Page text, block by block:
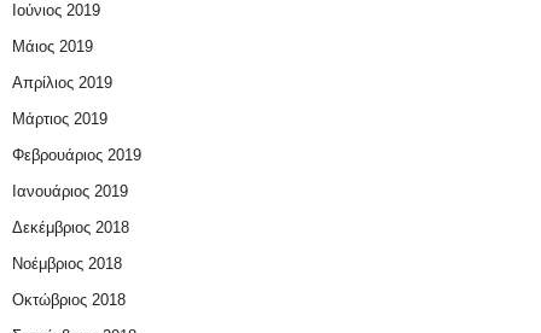
Ιούνιος 2019
Μάιος 2019
Απρίλιος 2019
Μάρτιος 2019
Φεβρουάριος 2019
Ιανουάριος 2019
Δεκέμβριος 2018
Νοέμβριος 2018
Οκτώβριος 2018